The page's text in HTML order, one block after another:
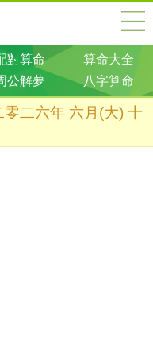
對算命
算命大全
公解夢 八字算命
二六年 六月(大) 十